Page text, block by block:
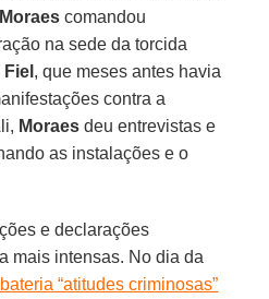
Moraes comandou
na sede da torcida
, que meses antes havia
contra a
Moraes deu entrevistas e
as instalações e o
e declarações
mais intensas. No dia da
“atitudes criminosas”